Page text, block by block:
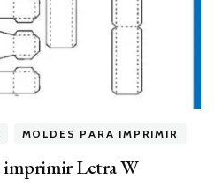
MOLDES PARA IMPRIMIR
imprimir Letra W